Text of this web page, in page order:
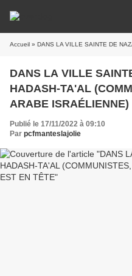
Accueil » DANS LA VILLE SAINTE DE NAZARETH, LE HADASH-
DANS LA VILLE
HADASH-TA'AL
ARABE ISRAÉLIENNE)
Publié le 17/11/2022 à 09:10
Par pcfmanteslajolie